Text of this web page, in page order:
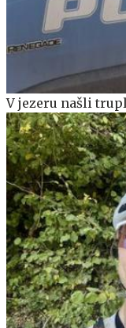
V jezeru našli